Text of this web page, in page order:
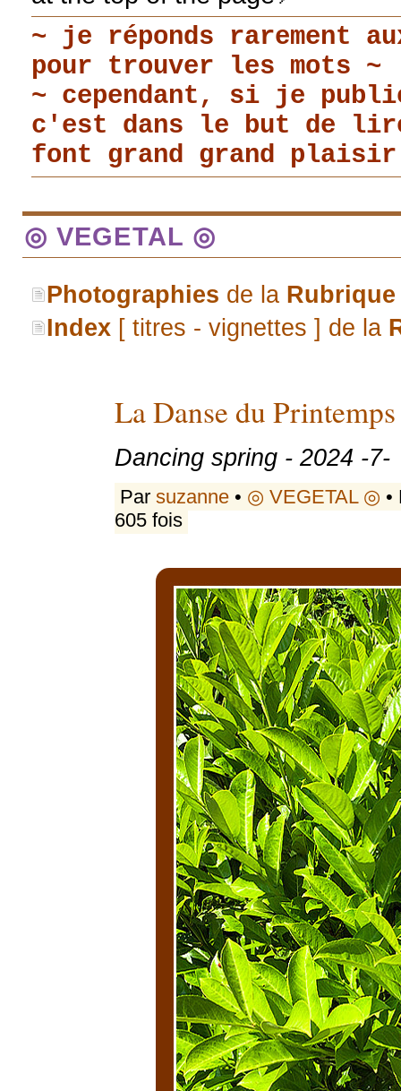
~ je réponds rarement
pour trouver les mots ~
~ cependant, si je
c'est dans le but de
font grand grand
◎ VEGETAL ◎
Photographies de la Rubrique
Index [ titres - vignettes ] de la
La Danse du
Dancing spring - 2024 -7-
Par suzanne • ◎ VEGETAL ◎
605 fois